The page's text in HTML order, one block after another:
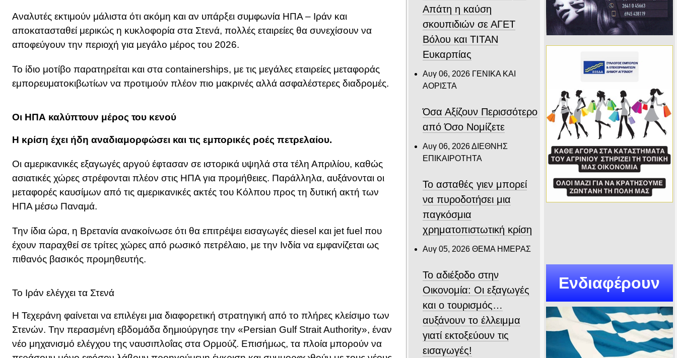
Αναλυτές εκτιμούν μάλιστα ότι ακόμη και αν υπάρξει συμφωνία ΗΠΑ – Ιράν και
αποκατασταθεί μερικώς η κυκλοφορία στα Στενά, πολλές εταιρείες θα συνεχίσουν να
αποφεύγουν την περιοχή για μεγάλο μέρος του 2026.
Το ίδιο μοτίβο παρατηρείται και στα containerships, με τις μεγάλες εταιρείες μεταφοράς
εμπορευματοκιβωτίων να προτιμούν πλέον πιο μακρινές αλλά ασφαλέστερες διαδρομές.
Οι ΗΠΑ καλύπτουν μέρος του κενού
Η κρίση έχει ήδη αναδιαμορφώσει και τις εμπορικές ροές πετρελαίου.
Οι αμερικανικές εξαγωγές αργού έφτασαν σε ιστορικά υψηλά στα τέλη Απριλίου, καθώς
ασιατικές χώρες στρέφονται πλέον στις ΗΠΑ για προμήθειες. Παράλληλα, αυξάνονται οι
μεταφορές καυσίμων από τις αμερικανικές ακτές του Κόλπου προς τη δυτική ακτή των
ΗΠΑ μέσω Παναμά.
Την ίδια ώρα, η Βρετανία ανακοίνωσε ότι θα επιτρέψει εισαγωγές diesel και jet fuel που
έχουν παραχθεί σε τρίτες χώρες από ρωσικό πετρέλαιο, με την Ινδία να εμφανίζεται ως
πιθανός βασικός προμηθευτής.
Το Ιράν ελέγχει τα Στενά
Η Τεχεράνη φαίνεται να επιλέγει μια διαφορετική στρατηγική από το πλήρες κλείσιμο των
Στενών. Την περασμένη εβδομάδα δημιούργησε την «Persian Gulf Strait Authority», έναν
νέο μηχανισμό ελέγχου της ναυσιπλοΐας στα Ορμούζ. Επισήμως, τα πλοία μπορούν να
Απάτη η καύση
σκουπιδιών σε ΑΓΕΤ
Βόλου και ΤΙΤΑΝ
Ευκαρπίας
Αυγ 06, 2026 ΓΕΝΙΚΑ ΚΑΙ
ΑΟΡΙΣΤΑ
Όσα Αξίζουν Περισσότερο
από Όσο Νομίζετε
Αυγ 06, 2026ΔΙΕΘΝΗΣ
ΕΠΙΚΑΙΡΟΤΗΤΑ
Το ασταθές γιεν μπορεί
να πυροδοτήσει μια
παγκόσμια
χρηματοπιστωτική κρίση
Αυγ 05, 2026 ΘΕΜΑ ΗΜΕΡΑΣ
Το αδιέξοδο στην
Οικονομία: Οι εξαγωγές
και ο τουρισμός…
αυξάνουν το έλλειμμα
γιατί εκτοξεύουν τις
εισαγωγές!
Ενδιαφέρουν